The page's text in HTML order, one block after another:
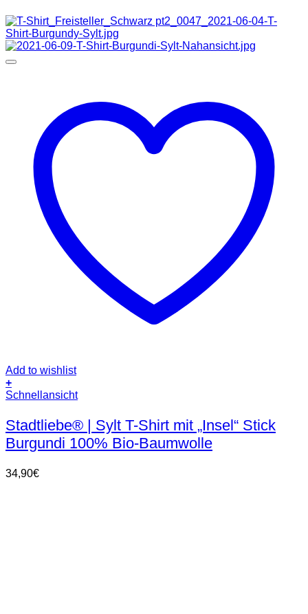
Add to wishlist
+
Dieses
weist
mehrere
Varianten
Die
Optionen
Schnellansicht
Stadtliebe® | Sylt T-Shirt mit „Insel“ Stick
Burgundi 100% Bio-Baumwolle
34,90€